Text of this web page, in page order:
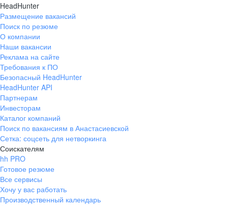
HeadHunter
Размещение вакансий
Поиск по резюме
О компании
Наши вакансии
Реклама на сайте
Требования к ПО
Безопасный HeadHunter
HeadHunter API
Партнерам
Инвесторам
Каталог компаний
Поиск по вакансиям в Анастасиевской
Сетка: соцсеть для нетворкинга
Соискателям
hh PRO
Готовое резюме
Все сервисы
Хочу у вас работать
Производственный календарь